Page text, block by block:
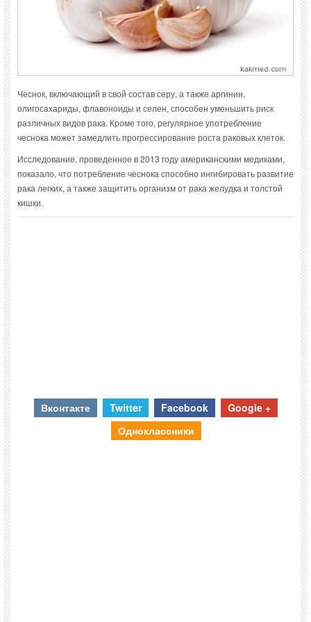
Чеснок, включающий в свой состав серу, а также аргинин,
олигосахариды, флавоноиды и селен, способен уменьшить риск
различных видов рака. Кроме того, регулярное употребление
чеснока может замедлить прогрессирование роста раковых клеток.
Исследование, проведенное в 2013 году американскими медиками,
показало, что потребление чеснока способно ингибировать развитие
рака легких, а также защитить организм от рака желудка и толстой
кишки.
Вконтакте Twitter Facebook
Google +
Одноклассники